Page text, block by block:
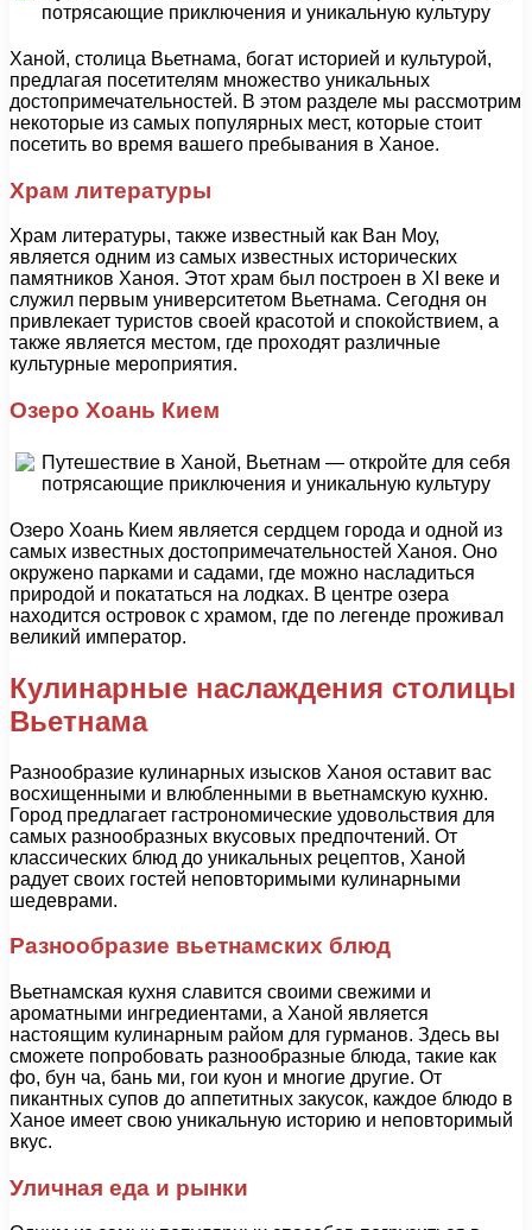
Ханой, столица Вьетнама, богат историей и культурой,
предлагая посетителям множество уникальных
достопримечательностей. В этом разделе мы рассмотрим
некоторые из самых популярных мест, которые стоит
посетить во время вашего пребывания в Ханое.
Храм литературы
Храм литературы, также известный как Ван Моу,
является одним из самых известных исторических
памятников Ханоя. Этот храм был построен в XI веке и
служил первым университетом Вьетнама. Сегодня он
привлекает туристов своей красотой и спокойствием, а
также является местом, где проходят различные
культурные мероприятия.
Озеро Хоань Кием
Озеро Хоань Кием является сердцем города и одной из
самых известных достопримечательностей Ханоя. Оно
окружено парками и садами, где можно насладиться
природой и покататься на лодках. В центре озера
находится островок с храмом, где по легенде проживал
великий император.
Кулинарные наслаждения столицы
Вьетнама
Разнообразие кулинарных изысков Ханоя оставит вас
восхищенными и влюбленными в вьетнамскую кухню.
Город предлагает гастрономические удовольствия для
самых разнообразных вкусовых предпочтений. От
классических блюд до уникальных рецептов, Ханой
радует своих гостей неповторимыми кулинарными
шедеврами.
Разнообразие вьетнамских блюд
Вьетнамская кухня славится своими свежими и
ароматными ингредиентами, а Ханой является
настоящим кулинарным райом для гурманов. Здесь вы
сможете попробовать разнообразные блюда, такие как
фо, бун ча, бань ми, гои куон и многие другие. От
пикантных супов до аппетитных закусок, каждое блюдо в
Ханое имеет свою уникальную историю и неповторимый
вкус.
Уличная еда и рынки